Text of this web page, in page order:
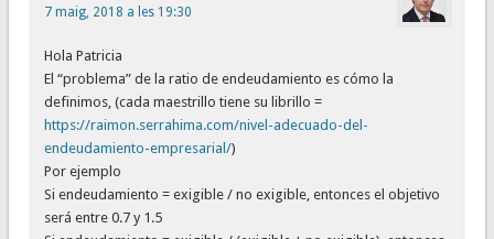
7 maig, 2018 a les 19:30
Hola Patricia
El “problema” de la ratio de endeudamiento es cómo la
definimos, (cada maestrillo tiene su librillo =
https://raimon.serrahima.com/nivel-adecuado-del-
endeudamiento-empresarial/)
Por ejemplo
Si endeudamiento = exigible / no exigible, entonces el objetivo
será entre 0.7 y 1.5